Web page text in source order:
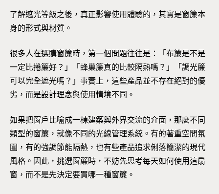
了解遮光等級之後，真正影響使用體驗的，其實是窗簾本
身的形式與材質。
很多人在選購窗簾時，第一個問題往往是：「布簾是不是
一定比捲簾好？」「蜂巢簾真的比較隔熱嗎？」「調光簾
可以完全遮光嗎？」事實上，這些產品並不存在絕對的優
劣，而是設計理念與使用情境不同。
如果把窗戶比喻成一棟建築與外界交流的介面，那麼不同
類型的窗簾，就像不同的光線管理系統。有的著重空間氛
圍，有的強調節能隔熱，也有些產品追求俐落簡潔的現代
風格。因此，挑選窗簾時，不妨先思考每天如何使用這扇
窗，而不是先決定要買哪一種窗簾。